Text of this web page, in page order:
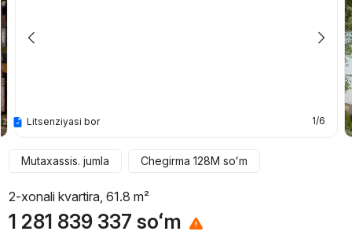
1/6
Litsenziyasi bor
Mutaxassis. jumla Chegirma 128M soʻm
2-xonali kvartira, 61.8 m²
1 281 839 337 soʻm